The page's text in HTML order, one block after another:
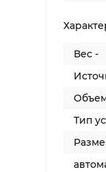
Вес -
Тип